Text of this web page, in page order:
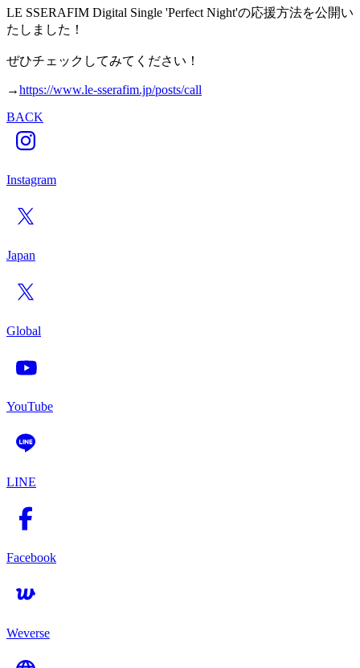
LE SSERAFIM Digital Single 'Perfect Night'の応援方法を公開い
たしました！
ぜひチェックしてみてください！
→https://www.le-sserafim.jp/posts/call
BACK
Instagram
Japan
Global
YouTube
LINE
Facebook
Weverse